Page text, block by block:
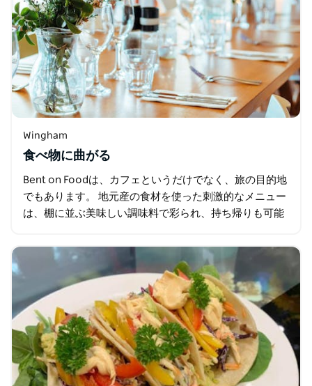
Wingham
食べ物に曲がる
Bent on Foodは、カフェというだけでなく、旅の目的地
でもあります。 地元産の食材を使った刺激的なメニュー
は、棚に並ぶ美味しい調味料で彩られ、持ち帰りも可能
飲んだり…